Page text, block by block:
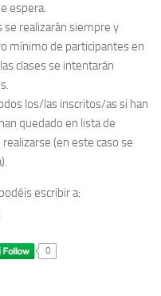
espera.
se realizarán siempre y
mínimo de participantes en
clases se intentarán
los/las inscritos/as si han
quedado en lista de
(en este caso se
escribir a:
0